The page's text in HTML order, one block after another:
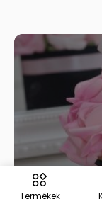
Termékek